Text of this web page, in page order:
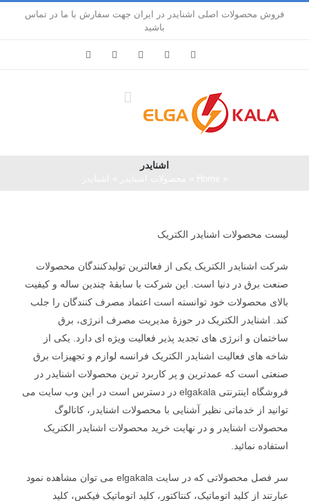
فروش محصولات اصلی اشنایدر در ایران جهت سفارش با ما در تماس
باشید
Facebook
Instagram
Pinterest
اشنایدر
لیست محصولات اشنایدر الکتریک
شرکت اشنایدر الکتریک یکی از فعالترین تولیدکنندگان محصولات
صنعت برق در دنیا است. این شرکت با سابقۀ چندین ساله و کیفیت
بالای محصولات خود توانسته است اعتماد مصرف کنندگان را جلب
کند. اشنایدر الکتریک در حوزۀ مدیریت مصرف انرژی، برق
ساختمان و انرژی های تجدید پذیر فعالیت ویژه ای دارد. یکی از
شاخه های فعالیت اشنایدر الکتریک فرانسه لوازم و تجهیزات برق
صنعتی است که عمدترین و پر کاربرد ترین محصولات اشنایدر در
فروشگاه اینترنتی elgakala در دسترس است در این وب سایت می
توانید از خدماتی نظیر آشنایی با محصولات اشنایدر، کاتالوگ
محصولات اشنایدر و در نهایت خرید محصولات اشنایدر الکتریک
استفاده نمائید.
سر فصل محصولاتی که در سایت elgakala می توان مشاهده نمود
عبارتند از کلید اتوماتیک، کنتاکتور، کلید اتوماتیک فیکس، کلید